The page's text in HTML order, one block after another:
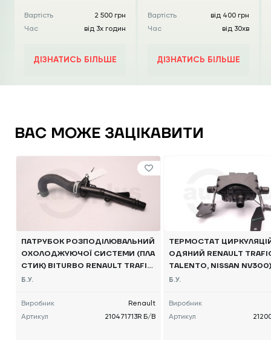
Вартість
2 500 грн
Час
від 3х годин
ДІЗНАТИСЬ БІЛЬШЕ
Вартість
від 400 грн
Час
від 30хв
ДІЗНАТИСЬ БІЛЬШЕ
ВАС МОЖЕ ЗАЦІКАВИТИ
ПАТРУБОК РОЗПОДІЛЮВАЛЬНИЙ
ОХОЛОДЖУЮЧОЇ СИСТЕМИ (ПЛА
СТИК) BITURBO RENAULT TRAFIC
(OPEL VIVARO, NISSAN NV300) 20
Б.У.
Виробник
Renault
Артикул
210471713R Б/В
ТЕРМОСТАТ
ОДЯНИЙ RENAULT
TALENTO, NISSAN
2019->, - 212001517R Б/В
Б.У.
Виробник
Артикул